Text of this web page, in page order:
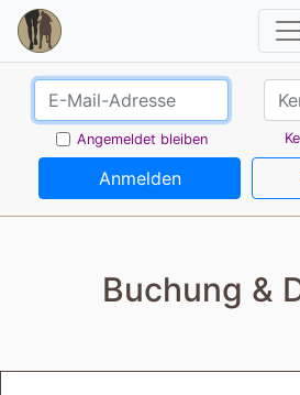
Angemeldet bleiben
Anmelden
Buchung &